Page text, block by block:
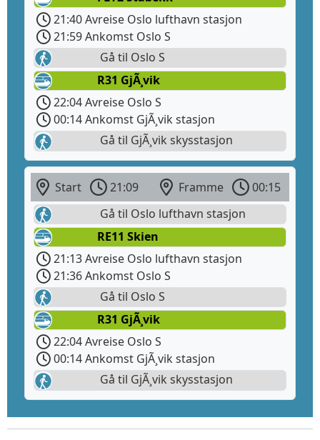
21:40 Avreise Oslo lufthavn stasjon
21:59 Ankomst Oslo S
Gå til Oslo S
R31 GjÃ¸vik
22:04 Avreise Oslo S
00:14 Ankomst GjÃ¸vik stasjon
Gå til GjÃ¸vik skysstasjon
Start 21:09 Framme
00:15
Gå til Oslo lufthavn stasjon
RE11 Skien
21:13 Avreise Oslo lufthavn stasjon
21:36 Ankomst Oslo S
Gå til Oslo S
R31 GjÃ¸vik
22:04 Avreise Oslo S
00:14 Ankomst GjÃ¸vik stasjon
Gå til GjÃ¸vik skysstasjon